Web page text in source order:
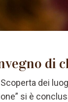
di
Scoperta dei
si è